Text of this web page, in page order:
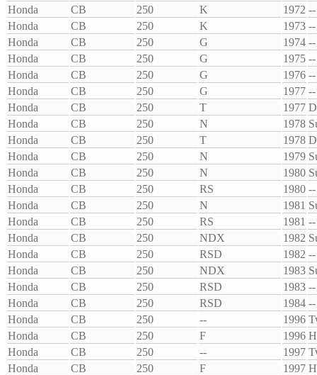
Honda
CB 250 K 1972 --
Honda
CB 250 K 1973 --
Honda
CB 250 G 1974 --
Honda
CB 250 G 1975 --
Honda
CB 250 G 1976 --
Honda
CB 250 G 1977 --
Honda
CB 250 T 1977
Honda
CB 250 N 1978
Honda
CB 250 T 1978
Honda
CB 250 N 1979
Honda
CB 250 N 1980
Honda
CB 250 RS 1980 --
Honda
CB 250 N 1981
Honda
CB 250 RS 1981 --
Honda
CB 250 NDX 1982
Honda
CB 250 RSD 1982 --
Honda
CB 250 NDX 1983
Honda
CB 250 RSD 1983 --
Honda
CB 250 RSD 1984 --
Honda
CB 250 -- 1996
Honda
CB 250 F 1996
Honda
CB 250 -- 1997
Honda
CB 250 F 1997